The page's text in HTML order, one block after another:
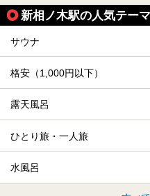
新相ノ木駅の人気テー
サウナ
格安（1,000円以下）
露天風呂
ひとり旅・一人旅
水風呂